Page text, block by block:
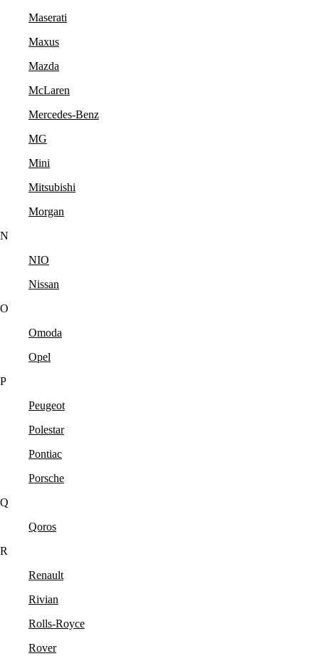
Maserati
Maxus
Mazda
McLaren
Mercedes-Benz
MG
Mini
Mitsubishi
Morgan
N
NIO
Nissan
O
Omoda
Opel
P
Peugeot
Polestar
Pontiac
Porsche
Q
Qoros
R
Renault
Rivian
Rolls-Royce
Rover